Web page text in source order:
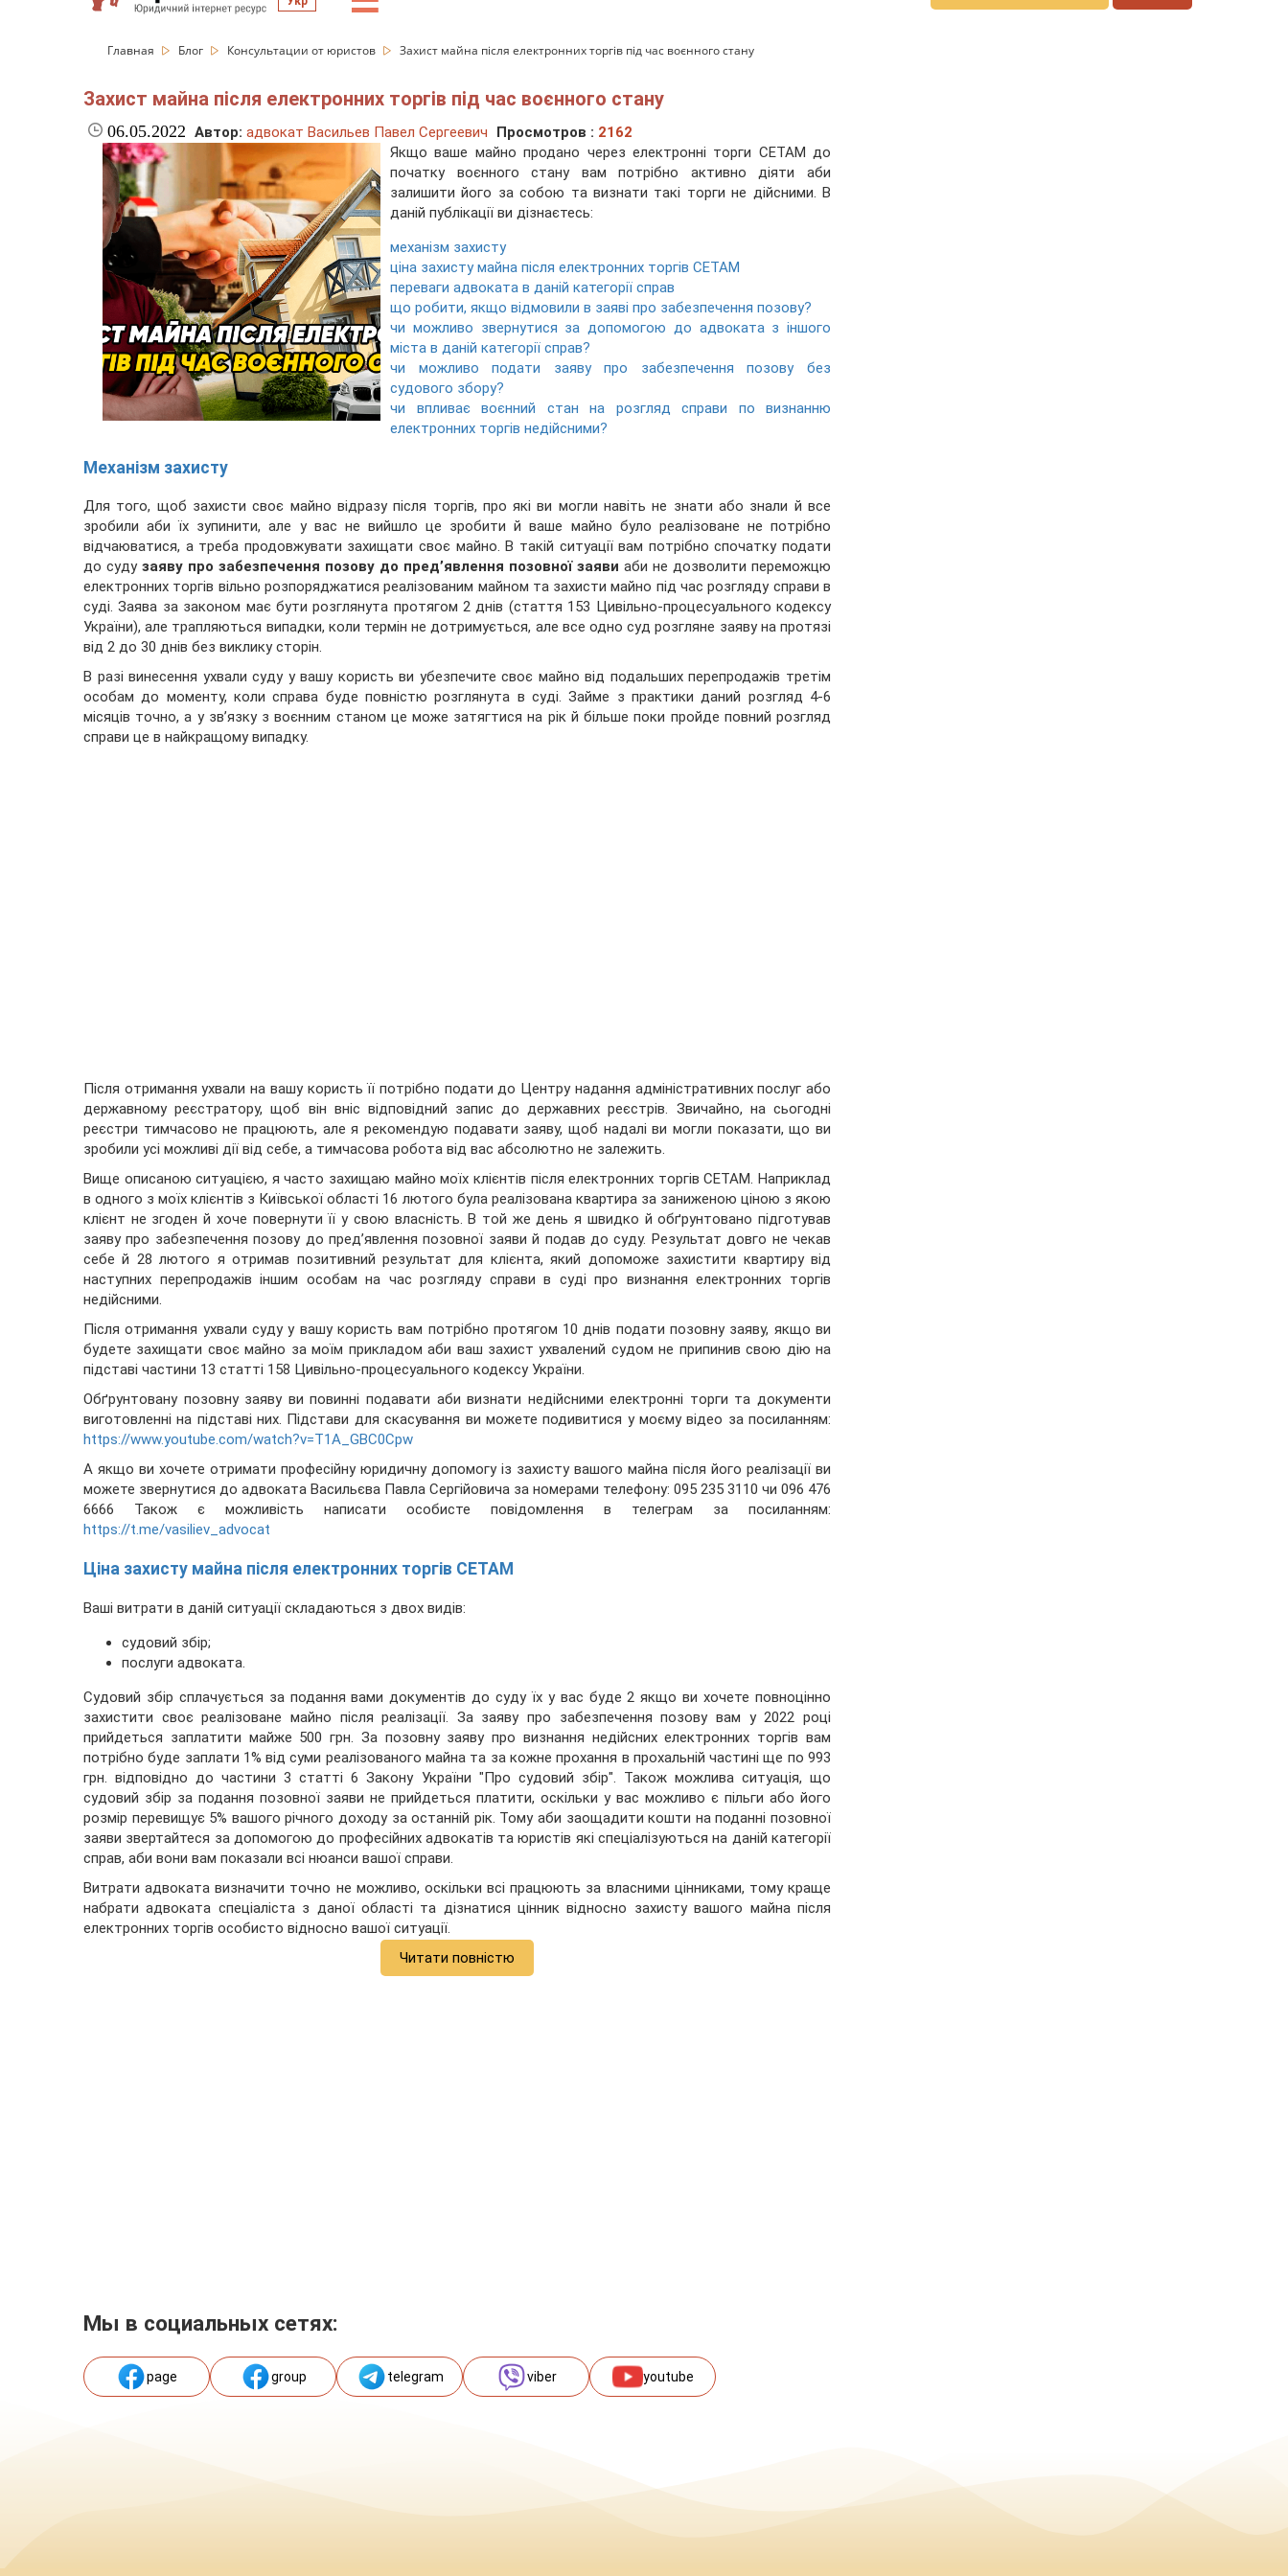
Главная Блог Консультации от юристов Захист майна після електронних торгів під час воєнного стану
Захист майна після електронних торгів під час воєнного стану
06.05.2022 Автор: адвокат Васильев Павел Сергеевич Просмотров : 2162
Якщо ваше майно продано через електронні торги СЕТАМ до
початку воєнного стану вам потрібно активно діяти аби
залишити його за собою та визнати такі торги не дійсними. В
даній публікації ви дізнаєтесь:
механізм захисту
ціна захисту майна після електронних торгів СЕТАМ
переваги адвоката в даній категорії справ
що робити, якщо відмовили в заяві про забезпечення позову?
чи можливо звернутися за допомогою до адвоката з іншого
міста в даній категорії справ?
чи можливо подати заяву про забезпечення позову без
судового збору?
чи впливає воєнний стан на розгляд справи по визнанню
електронних торгів недійсними?
Механізм захисту
Для того, щоб захисти своє майно відразу після торгів, про які ви могли навіть не знати або знали й все
зробили аби їх зупинити, але у вас не вийшло це зробити й ваше майно було реалізоване не потрібно
відчаюватися, а треба продовжувати захищати своє майно. В такій ситуації вам потрібно спочатку подати
до суду заяву про забезпечення позову до пред’явлення позовної заяви аби не дозволити переможцю
електронних торгів вільно розпоряджатися реалізованим майном та захисти майно під час розгляду справи в
суді. Заява за законом має бути розглянута протягом 2 днів (стаття 153 Цивільно-процесуального кодексу
України), але трапляються випадки, коли термін не дотримується, але все одно суд розгляне заяву на протязі
від 2 до 30 днів без виклику сторін.
В разі винесення ухвали суду у вашу користь ви убезпечите своє майно від подальших перепродажів третім
особам до моменту, коли справа буде повністю розглянута в суді. Займе з практики даний розгляд 4-6
місяців точно, а у зв’язку з воєнним станом це може затягтися на рік й більше поки пройде повний розгляд
справи це в найкращому випадку.
Після отримання ухвали на вашу користь її потрібно подати до Центру надання адміністративних послуг або
державному реєстратору, щоб він вніс відповідний запис до державних реєстрів. Звичайно, на сьогодні
реєстри тимчасово не працюють, але я рекомендую подавати заяву, щоб надалі ви могли показати, що ви
зробили усі можливі дії від себе, а тимчасова робота від вас абсолютно не залежить.
Вище описаною ситуацією, я часто захищаю майно моїх клієнтів після електронних торгів СЕТАМ. Наприклад
в одного з моїх клієнтів з Київської області 16 лютого була реалізована квартира за заниженою ціною з якою
клієнт не згоден й хоче повернути її у свою власність. В той же день я швидко й обґрунтовано підготував
заяву про забезпечення позову до пред’явлення позовної заяви й подав до суду. Результат довго не чекав
себе й 28 лютого я отримав позитивний результат для клієнта, який допоможе захистити квартиру від
наступних перепродажів іншим особам на час розгляду справи в суді про визнання електронних торгів
недійсними.
Після отримання ухвали суду у вашу користь вам потрібно протягом 10 днів подати позовну заяву, якщо ви
будете захищати своє майно за моїм прикладом аби ваш захист ухвалений судом не припинив свою дію на
підставі частини 13 статті 158 Цивільно-процесуального кодексу України.
Обґрунтовану позовну заяву ви повинні подавати аби визнати недійсними електронні торги та документи
виготовленні на підставі них. Підстави для скасування ви можете подивитися у моєму відео за посиланням:
https://www.youtube.com/watch?v=T1A_GBC0Cpw
А якщо ви хочете отримати професійну юридичну допомогу із захисту вашого майна після його реалізації ви
можете звернутися до адвоката Васильєва Павла Сергійовича за номерами телефону: 095 235 3110 чи 096 476
6666 Також є можливість написати особисте повідомлення в телеграм за посиланням:
https://t.me/vasiliev_advocat
Ціна захисту майна після електронних торгів СЕТАМ
Ваші витрати в даній ситуації складаються з двох видів:
судовий збір;
послуги адвоката.
Судовий збір сплачується за подання вами документів до суду їх у вас буде 2 якщо ви хочете повноцінно
захистити своє реалізоване майно після реалізації. За заяву про забезпечення позову вам у 2022 році
прийдеться заплатити майже 500 грн. За позовну заяву про визнання недійсних електронних торгів вам
потрібно буде заплати 1% від суми реалізованого майна та за кожне прохання в прохальній частині ще по 993
грн. відповідно до частини 3 статті 6 Закону України "Про судовий збір". Також можлива ситуація, що
судовий збір за подання позовної заяви не прийдеться платити, оскільки у вас можливо є пільги або його
розмір перевищує 5% вашого річного доходу за останній рік. Тому аби заощадити кошти на поданні позовної
заяви звертайтеся за допомогою до професійних адвокатів та юристів які спеціалізуються на даній категорії
справ, аби вони вам показали всі нюанси вашої справи.
Витрати адвоката визначити точно не можливо, оскільки всі працюють за власними цінниками, тому краще
набрати адвоката спеціаліста з даної області та дізнатися цінник відносно захисту вашого майна після
електронних торгів особисто відносно вашої ситуації.
Читати повністю
Мы в социальных сетях:
page group telegram viber youtube